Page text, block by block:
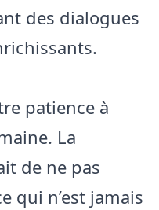
des dialogues
patience à
La
de ne pas
qui n’est jamais